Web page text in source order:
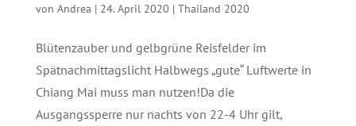
von Andrea | 24. April 2020 | Thailand 2020
Blütenzauber und gelbgrüne Reisfelder im
Spätnachmittagslicht Halbwegs „gute“ Luftwerte in
Chiang Mai muss man nutzen!Da die
Ausgangssperre nur nachts von 22-4 Uhr gilt,